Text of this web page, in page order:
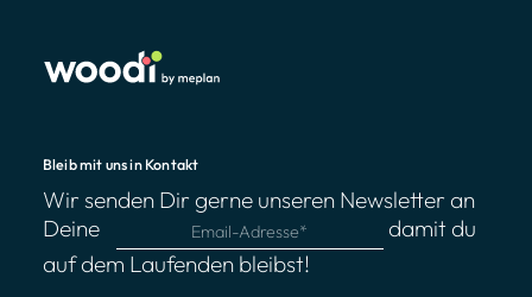
Bleib mit uns in Kontakt
Wir senden Dir gerne unseren Newsletter an
Deine
damit du
auf dem Laufenden bleibst!